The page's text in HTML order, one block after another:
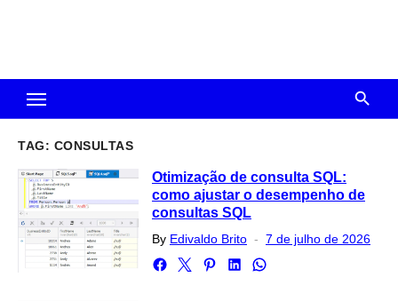
TAG: CONSULTAS
Otimização de consulta SQL:
como ajustar o desempenho de
consultas SQL
By Edivaldo Brito
Posted
7 de julho de 2026